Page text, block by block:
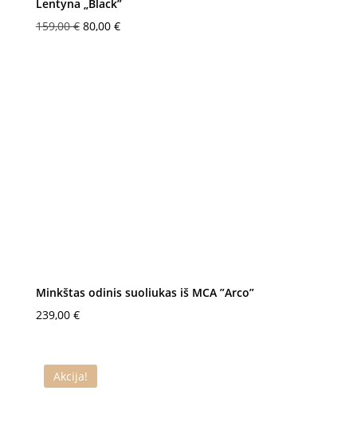
Lentyna „Black”
159,00€ Original
80,00 €Current
Minkštas odinis suoliukas iš MCA ”Arco”
239,00 €
Akcija!